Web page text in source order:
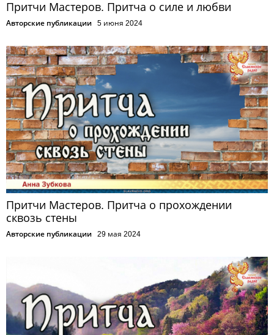
Притчи Мастеров. Притча о силе и любви
Авторские публикации 5 июня 2024
Притчи Мастеров. Притча о прохождении
сквозь стены
Авторские публикации 29 мая 2024